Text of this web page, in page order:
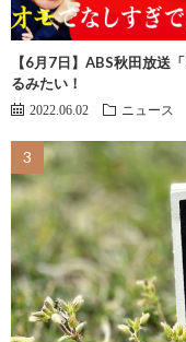
【6月7日】ABS秋田放送
るみたい！
2022.06.02 ニュース